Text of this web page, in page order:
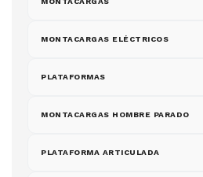
MONTACARGAS ELÉCTRICOS
PLATAFORMAS
MONTACARGAS HOMBRE PARADO
PLATAFORMA ARTICULADA